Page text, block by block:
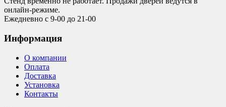
онлайн-режиме.
Ежедневно с 9-00 до 21-00
Информация
О компании
Оплата
Доставка
Установка
Контакты